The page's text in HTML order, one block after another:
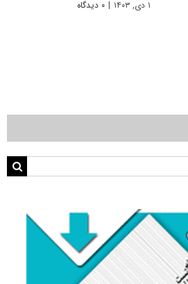
۱ دی, ۱۴۰۳ | ۰ دیدگاه